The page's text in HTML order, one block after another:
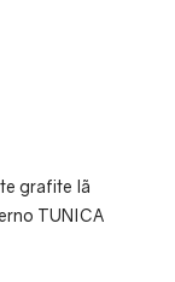
grafite lã
TUNICA